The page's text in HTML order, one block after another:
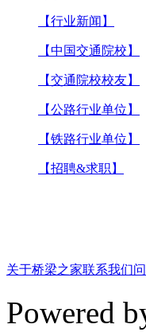
【行业新闻】
【中国交通院校】
【交通院校校友】
【公路行业单位】
【铁路行业单位】
【招聘&求职】
关于桥梁之家联系我们
Powered